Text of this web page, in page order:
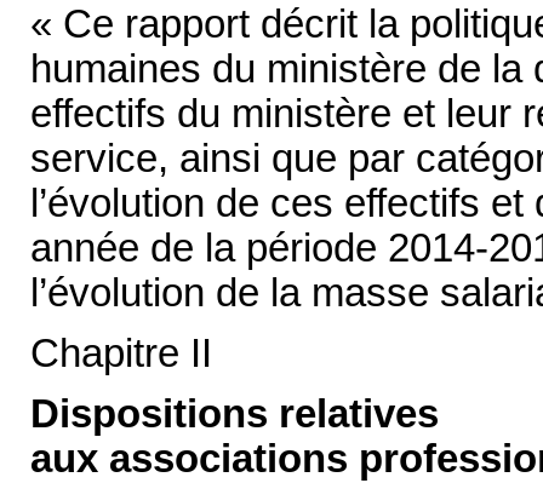
« Ce rapport décrit la
humaines du ministère de
effectifs du ministère et leur
service, ainsi que par
l’évolution de ces effectifs
année de la période 2014-
l’évolution de la masse
Chapitre II
Dispositions relatives
aux associations